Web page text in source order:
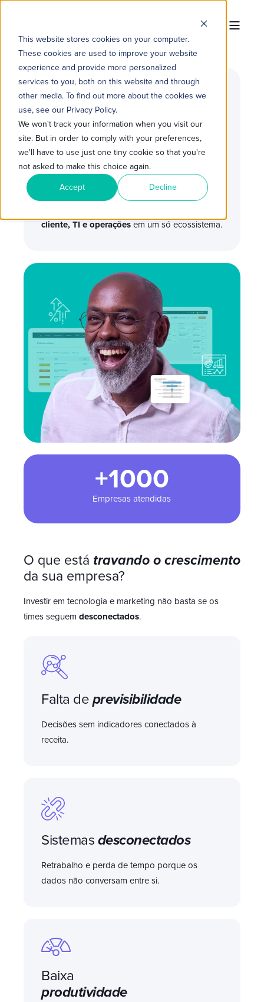
This website stores cookies on your computer.
These cookies are used to improve your website
experience and provide more personalized
services to you, both on this website and through
other media. To find out more about the cookies we
use, see our Privacy Policy.
We won't track your information when you visit our
site. But in order to comply with your preferences,
we'll have to use just one tiny cookie so that you're
not asked to make this choice again.
Accept Decline
Soluções
HubSpotCresça
com estratégia,
tecnologia e IA
cliente, TI e operações em um só ecossistema.
+1000
Empresas atendidas
O que está travando o crescimento
da sua empresa?
Investir em tecnologia e marketing não basta se os
times seguem desconectados.
Falta de previsibilidade
Decisões sem indicadores conectados à
receita.
Sistemas desconectados
Retrabalho e perda de tempo porque os
dados não conversam entre si.
Baixa
produtividade